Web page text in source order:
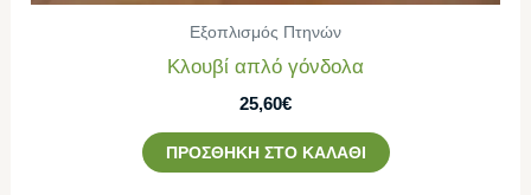
Εξοπλισμός Πτηνών
Κλουβί απλό γόνδολα
25,60€
ΠΡΟΣΘΉΚΗ ΣΤΟ ΚΑΛΆΘΙ